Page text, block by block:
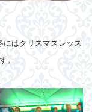
にはクリスマスレッス
。